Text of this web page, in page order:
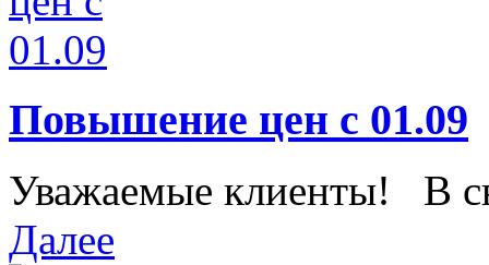
Повышение цен с 01.09
Уважаемые клиенты! В
Далее